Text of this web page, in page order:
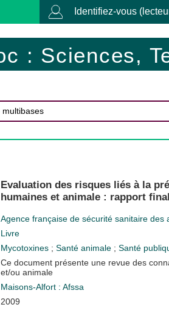
Identifiez-vous
: Sciences,
Evaluation des risques liés à la
humaines et animale : rapport final
Agence française de sécurité sanitaire des
Livre
Mycotoxines ; Santé animale ; Santé
Ce document présente une revue des
et/ou animale
Maisons-Alfort : Afssa
2009